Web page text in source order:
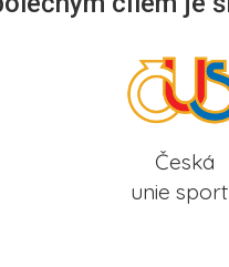
Česká
unie